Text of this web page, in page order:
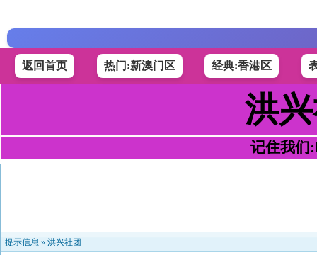
返回首页 热门:新澳门区 经典:香港区
洪
记住我们
提示信息 » 洪兴社团